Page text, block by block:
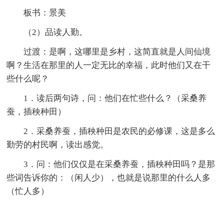
板书：景美
（2）品读人勤。
过渡：是啊，这哪里是乡村，这简直就是人间仙境
啊？生活在那里的人一定无比的幸福，此时他们又在干
些什么呢？
1．读后两句诗，问：他们在忙些什么？（采桑养
蚕，插秧种田）
2．采桑养蚕，插秧种田是农民的必修课，这是多么
勤劳的村民啊，读出感觉。
3．问：他们仅仅是在采桑养蚕，插秧种田吗？是那
些词告诉你的：（闲人少），也就是说那里的什么人多
（忙人多）